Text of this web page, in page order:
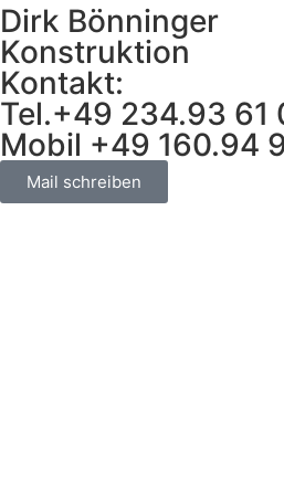
Dirk Bönninger
Konstruktion
Kontakt:
Tel.+49 234.93 61
Mobil +49 160.94
Mail schreiben